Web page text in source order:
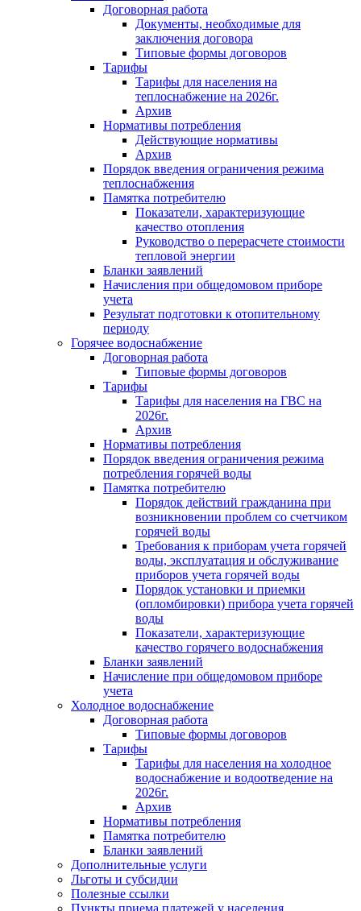
Договорная работа
Документы, необходимые для
заключения договора
Типовые формы договоров
Тарифы
Тарифы для населения на
теплоснабжение на 2026г.
Архив
Нормативы потребления
Действующие нормативы
Архив
Порядок введения ограничения режима
теплоснабжения
Памятка потребителю
Показатели, характеризующие
качество отопления
Руководство о перерасчете стоимости
тепловой энергии
Бланки заявлений
Начисления при общедомовом приборе
учета
Результат подготовки к отопительному
периоду
Горячее водоснабжение
Договорная работа
Типовые формы договоров
Тарифы
Тарифы для населения на ГВС на
2026г.
Архив
Нормативы потребления
Порядок введения ограничения режима
потребления горячей воды
Памятка потребителю
Порядок действий гражданина при
возникновении проблем со счетчиком
горячей воды
Требования к приборам учета горячей
воды, эксплуатация и обслуживание
приборов учета горячей воды
Порядок установки и приемки
(опломбировки) прибора учета горячей
воды
Показатели, характеризующие
качество горячего водоснабжения
Бланки заявлений
Начисление при общедомовом приборе
учета
Холодное водоснабжение
Договорная работа
Типовые формы договоров
Тарифы
Тарифы для населения на холодное
водоснабжение и водоотведение на
2026г.
Архив
Нормативы потребления
Памятка потребителю
Бланки заявлений
Дополнительные услуги
Льготы и субсидии
Полезные ссылки